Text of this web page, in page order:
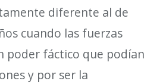
diferente al de
cuando las fuerzas
poder fáctico que podían
y por ser la